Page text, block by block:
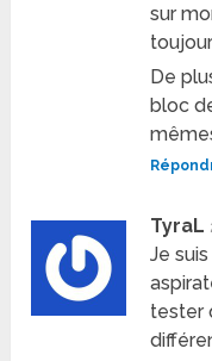
sur
De
bloc
TyraL
Je
tester